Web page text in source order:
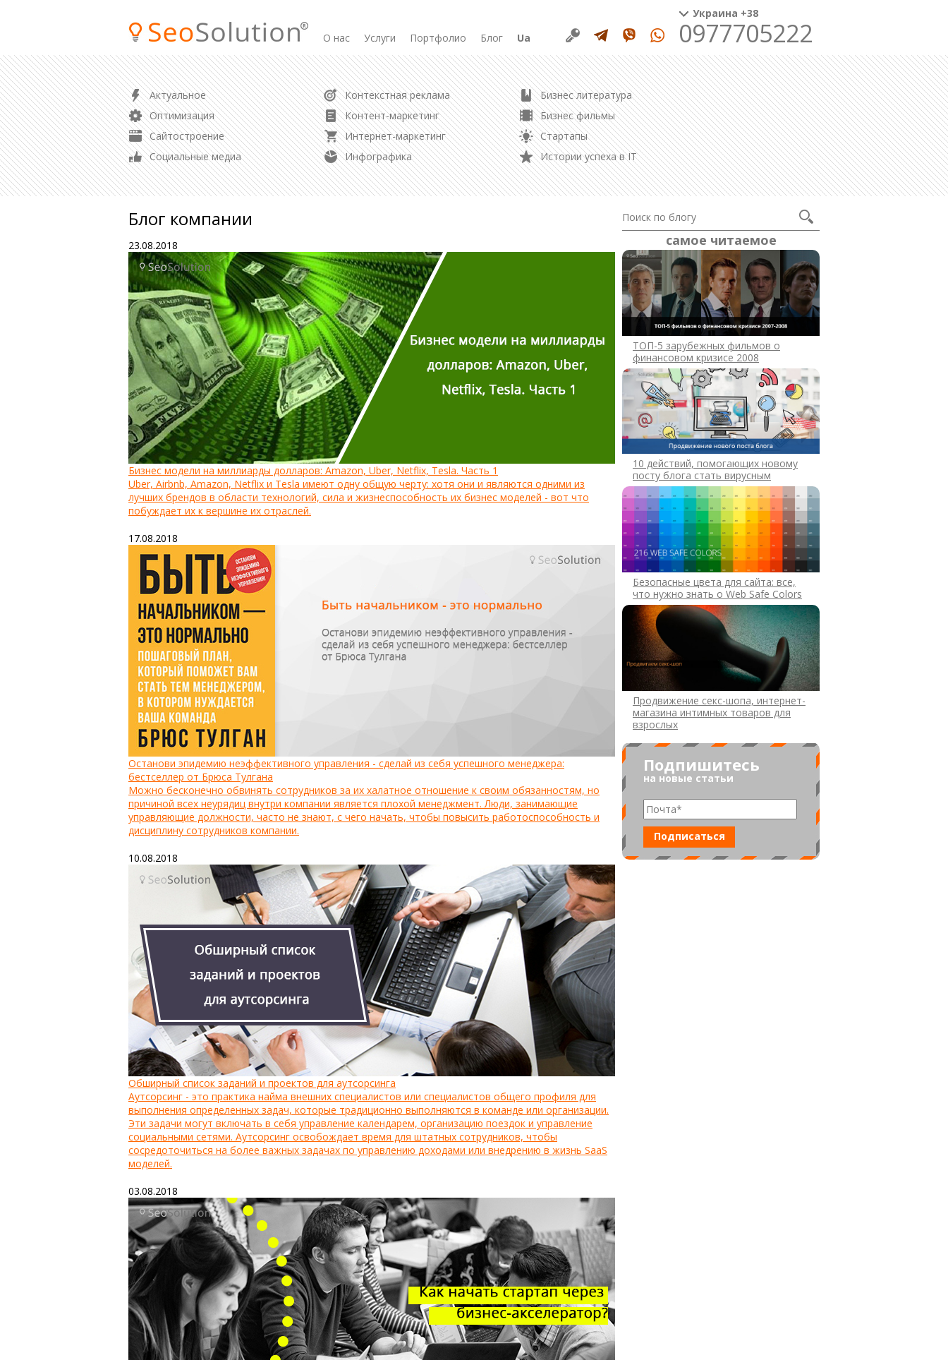
О нас Услуги Портфолио Блог
Актуальное
Оптимизация
Сайтостроение
Социальные медиа
Контекстная реклама
Контент-маркетинг
Интернет-маркетинг
Инфографика
Бизнес литература
Бизнес фильмы
Стартапы
Истории успеха в IT
Ua
Украина +38
0977705222
ПРОДВИЖЕНИЕ
SEO продвижение сайта
Продвижение магазина
Контекстная реклама
Аудит сайта
Продвижение в соцсетях
Управление репутацией
Контент маркетинг
РАЗРАБОТКА
Разработка сайта
Разработка лендинга
Редизайн сайта
Создание логотипа
самое читаемое
ТОП-5 зарубежных фильмов о
финансовом кризисе 2008
10 действий, помогающих новому
посту блога стать вирусным
Безопасные цвета для сайта: все,
что нужно знать о Web Safe Colors
Продвижение секс-шопа, интернет-
магазина интимных товаров для
взрослых
Подпишитесь
на новые статьи
Блог компании
23.08.2018
Бизнес модели на миллиарды долларов: Amazon, Uber, Netflix, Tesla. Часть 1
Uber, Airbnb, Amazon, Netflix и Tesla имеют одну общую черту: хотя они и являются одними из
лучших брендов в области технологий, сила и жизнеспособность их бизнес моделей - вот что
побуждает их к вершине их отраслей.
17.08.2018
Останови эпидемию неэффективного управления - сделай из себя успешного менеджера:
бестселлер от Брюса Тулгана
Можно бесконечно обвинять сотрудников за их халатное отношение к своим обязанностям, но
причиной всех неурядиц внутри компании является плохой менеджмент. Люди, занимающие
управляющие должности, часто не знают, с чего начать, чтобы повысить работоспособность и
дисциплину сотрудников компании.
10.08.2018
Обширный список заданий и проектов для аутсорсинга
Аутсорсинг - это практика найма внешних специалистов или специалистов общего профиля для
выполнения определенных задач, которые традиционно выполняются в команде или организации.
Эти задачи могут включать в себя управление календарем, организацию поездок и управление
социальными сетями. Аутсорсинг освобождает время для штатных сотрудников, чтобы
сосредоточиться на более важных задачах по управлению доходами или внедрению в жизнь SaaS
моделей.
03.08.2018